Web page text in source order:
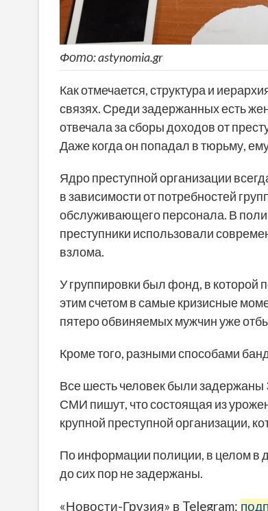
Фото: astynomia.gr
Как отмечается, структура и
связях. Среди задержанных есть
отвечала за сборы доходов от
Даже когда он попадал в тюрьму,
Ядро ​​преступной организации
в зависимости от потребностей
обслуживающего персонала. В
преступники использовали
взлома.
У группировки был фонд, в которой
этим счетом в самые кризисные
пятеро обвиняемых мужчин уже
Кроме того, разными способами
Все шесть человек были задержаны
СМИ пишут, что состоящая из
крупной преступной организации,
По информации полиции, в целом в
до сих пор не задержаны.
«Новости-Грузия» в Telegram: